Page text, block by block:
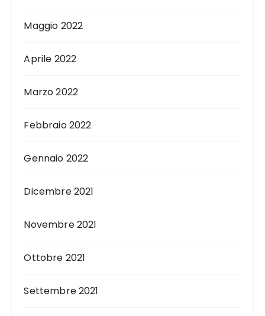
Maggio 2022
Aprile 2022
Marzo 2022
Febbraio 2022
Gennaio 2022
Dicembre 2021
Novembre 2021
Ottobre 2021
Settembre 2021